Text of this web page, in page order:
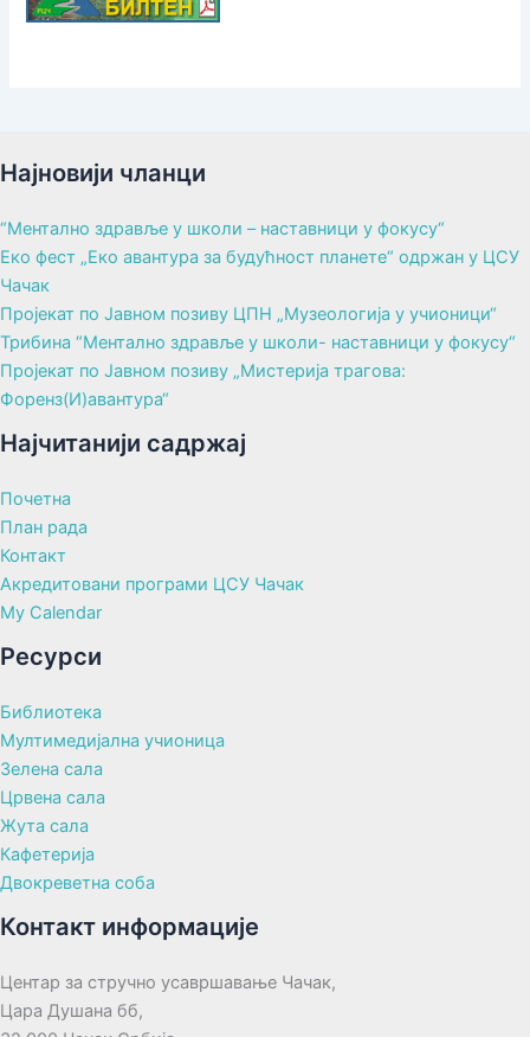
Најновији чланци
“Ментално здравље у школи – наставници у фокусу“
Еко фест „Еко авантура за будућност планете“ одржан у ЦСУ
Чачак
Пројекат по Јавном позиву ЦПН „Музеологија у учионици“
Трибина “Ментално здравље у школи- наставници у фокусу“
Пројекат по Јавном позиву „Мистерија трагова:
Форенз(И)авантура“
Најчитанији садржај
Почетна
План рада
Контакт
Акредитовани програми ЦСУ Чачак
My Calendar
Ресурси
Библиотека
Мултимедијална учионица
Зелена сала
Црвена сала
Жута сала
Кафетерија
Двокреветна соба
Контакт информације
Центар за стручно усавршавање Чачак,
Цара Душана бб,